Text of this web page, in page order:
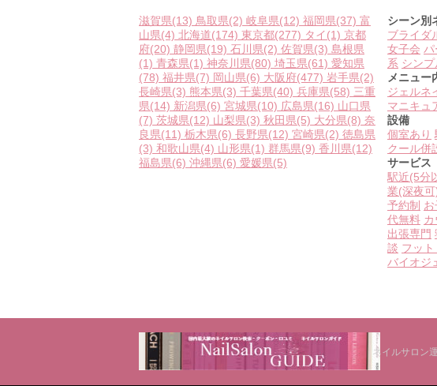
滋賀県(13) 鳥取県(2) 岐阜県(12) 福岡県(37) 富
山県(4) 北海道(174) 東京都(277) タイ(1) 京都
府(20) 静岡県(19) 石川県(2) 佐賀県(3) 島根県
(1) 青森県(1) 神奈川県(80) 埼玉県(61) 愛知県
(78) 福井県(7) 岡山県(6) 大阪府(477) 岩手県(2)
長崎県(3) 熊本県(3) 千葉県(40) 兵庫県(58) 三重
県(14) 新潟県(6) 宮城県(10) 広島県(16) 山口県
(7) 茨城県(12) 山梨県(3) 秋田県(5) 大分県(8) 奈
良県(11) 栃木県(6) 長野県(12) 宮崎県(2) 徳島県
(3) 和歌山県(4) 山形県(1) 群馬県(9) 香川県(12)
福島県(6) 沖縄県(6) 愛媛県(5)
シーン別
ブライダ
女子会 パ
系 シン
メニュー
ジェルネ
マニキュ
設備
個室あり
クール併
サービス
駅近(5分
業(深夜可
予約制
代無料
出張専門
談 フッ
バイオジ
ネイルサロン